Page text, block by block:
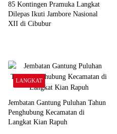
85 Kontingen Pramuka Langkat
Dilepas Ikuti Jambore Nasional
XII di Cibubur
LANGKAT
Jembatan Gantung Puluhan Tahun
Penghubung Kecamatan di
Langkat Kian Rapuh